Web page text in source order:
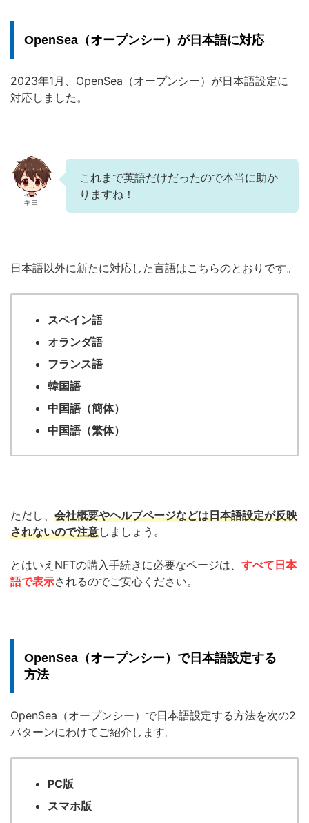
OpenSea（オープンシー）が日本語に対応
2023年1月、OpenSea（オープンシー）が日本語設定に
対応しました。
キヨ
これまで英語だけだったので本当に助か
りますね！
日本語以外に新たに対応した言語はこちらのとおりです。
スペイン語
オランダ語
フランス語
韓国語
中国語（簡体）
中国語（繁体）
ただし、 会社概要やヘルプページなどは日本語設定が反映
されないので注意しましょう。
とはいえNFTの購入手続きに必要なページは、 すべて日本
語で表示されるのでご安心ください。
OpenSea（オープンシー）で日本語設定する
方法
OpenSea（オープンシー）で日本語設定する方法を次の2
パターンにわけてご紹介します。
PC版
スマホ版